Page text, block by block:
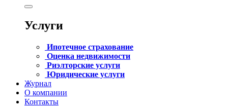
Услуги
Ипотечное страхование
Оценка недвижимости
Риэлторские услуги
Юридические услуги
Журнал
О компании
Контакты